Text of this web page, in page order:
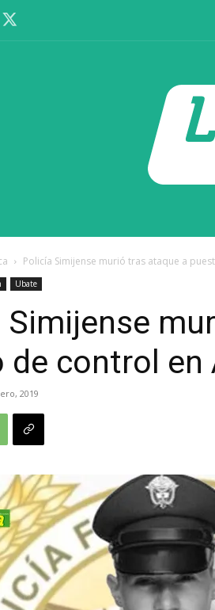
Policía Simijense murió tras ataque a
Ubate
Simijense
de control en
2019